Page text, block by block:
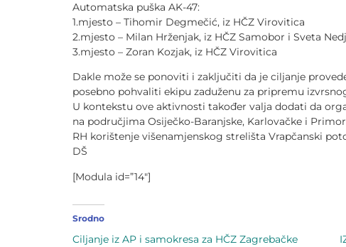
Automatska puška AK-47:
1.mjesto – Tihomir Degmečić, iz HČZ Virovitica
2.mjesto – Milan Hrženjak, iz HČZ Samobor i Sveta
3.mjesto – Zoran Kozjak, iz HČZ Virovitica
Dakle može se ponoviti i zaključiti da je ciljanje
posebno pohvaliti ekipu zaduženu za pripremu
U kontekstu ove aktivnosti također valja dodati da
na područjima Osiječko-Baranjske, Karlovačke i
RH korištenje višenamjenskog strelišta Vrapčanski
DŠ
[Modula id=”14″]
Srodno
Ciljanje iz AP i samokresa za HČZ Zagrebačke